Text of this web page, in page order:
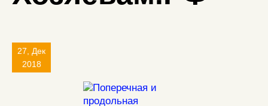
27, Дек
2018